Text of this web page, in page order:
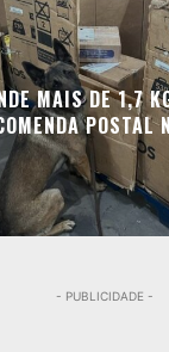
MAIS DE 1,7
POSTAL
- PUBLICIDADE -